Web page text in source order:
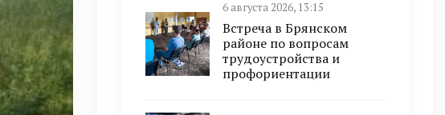
6 августа 2026, 13:15
Встреча в Брянском
районе по вопросам
трудоустройства и
профориентации